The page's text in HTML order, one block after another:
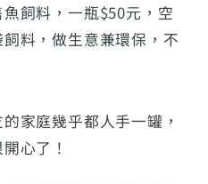
飼料，一瓶$50元，空
料，做生意兼環保，不
家庭幾乎都人手一罐，
心了！